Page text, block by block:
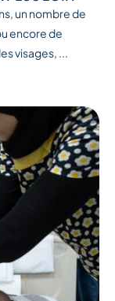
un nombre de
encore de
visages, ...